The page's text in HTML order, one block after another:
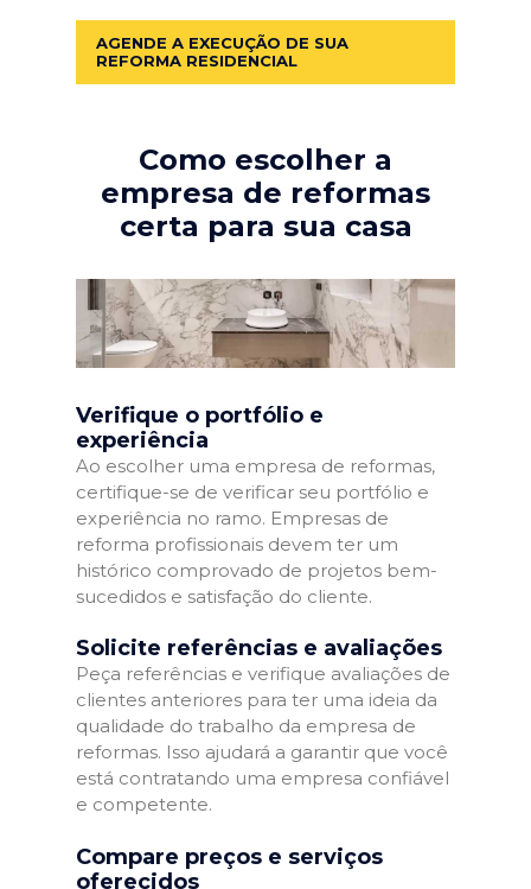
AGENDE A EXECUÇÃO DE SUA
REFORMA RESIDENCIAL
Como escolher a
empresa de reformas
certa para sua casa
Verifique o portfólio e
experiência
Ao escolher uma empresa de reformas,
certifique-se de verificar seu portfólio e
experiência no ramo. Empresas de
reforma profissionais devem ter um
histórico comprovado de projetos bem-
sucedidos e satisfação do cliente.
Solicite referências e avaliações
Peça referências e verifique avaliações de
clientes anteriores para ter uma ideia da
qualidade do trabalho da empresa de
reformas. Isso ajudará a garantir que você
está contratando uma empresa confiável
e competente.
Compare preços e serviços
oferecidos